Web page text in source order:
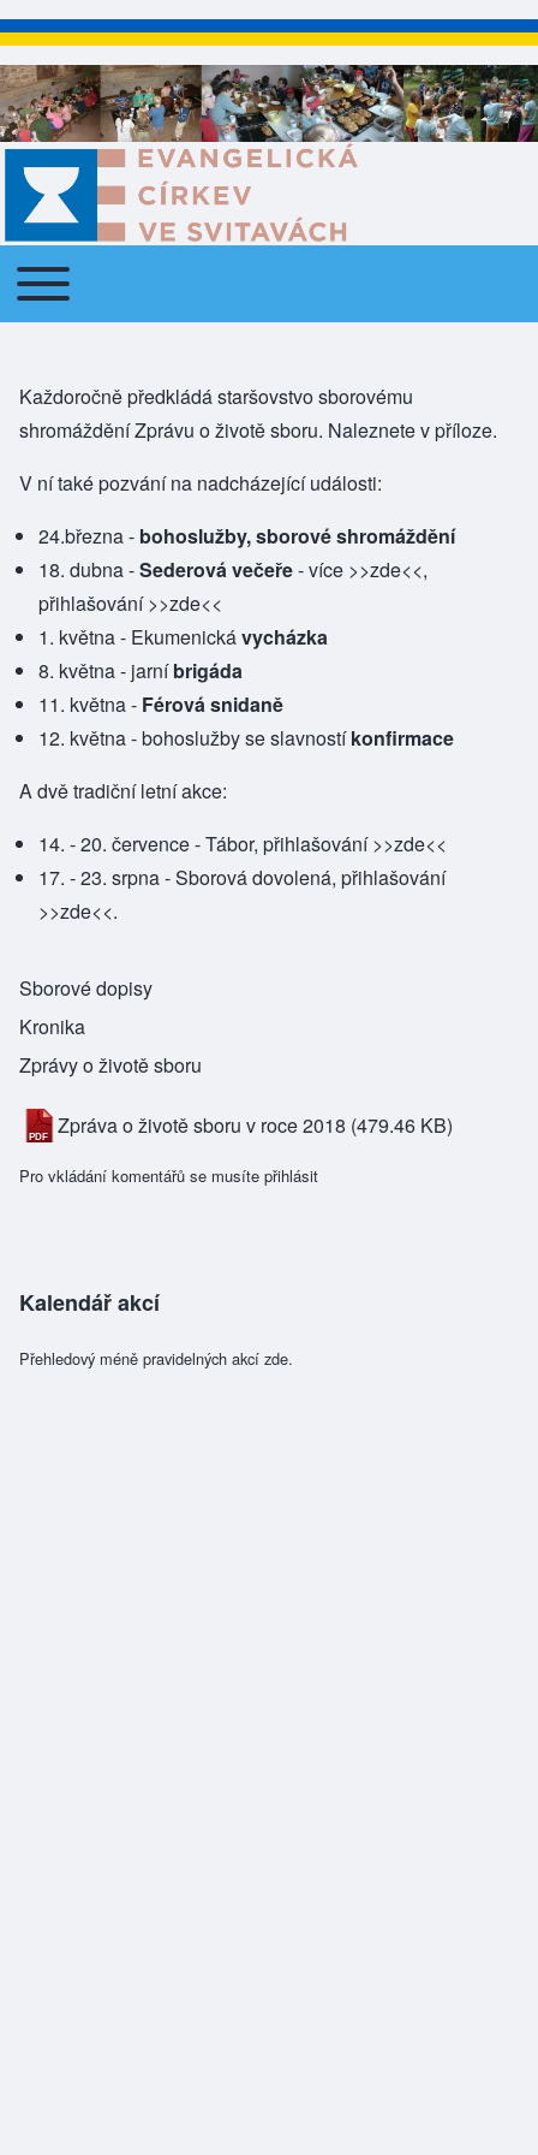
Main navigation
Toggle main menu
Každoročně předkládá staršovstvo sborovému
shromáždění Zprávu o životě sboru. Naleznete v příloze.
V ní také pozvání na nadcházející události:
24.března - bohoslužby, sborové shromáždění
18. dubna -Sederová večeře- více >>zde<<,
přihlašování>>zde<<
1. května - Ekumenickávycházka
8. května - jarníbrigáda
11. května - Férová snidaně
12. května - bohoslužby se slavnostíkonfirmace
A dvě tradiční letní akce:
14. - 20. července - Tábor, přihlašování>>zde<<
17. - 23. srpna - Sborová dovolená, přihlašování
>>zde<<.
Sborové dopisy
Kronika
Zprávy o životě sboru
Zpráva o životě sboru v roce 2018 (479.46 KB)
Pro vkládání komentářů se musíte přihlásit
Kalendář akcí
Přehledový méně pravidelných akcí zde.